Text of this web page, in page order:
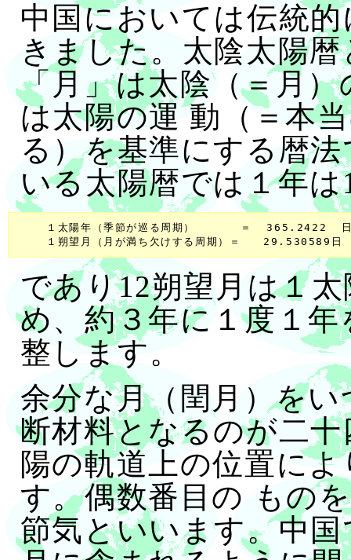
中国においては伝統
きました。太陰太陽
「月」は太陰（＝月
は太陽の運 動（＝本
る）を基準にする暦
いる太陽暦では１年
１太陽年（季節が巡る周期）      ＝  365.2422
であり12朔望月は１
め、約３年に１度１
整します。
余分な月（閏月）を
断材料となるのが二
陽の軌道上の位置に
す。偶数番目の もの
節気といいます。中